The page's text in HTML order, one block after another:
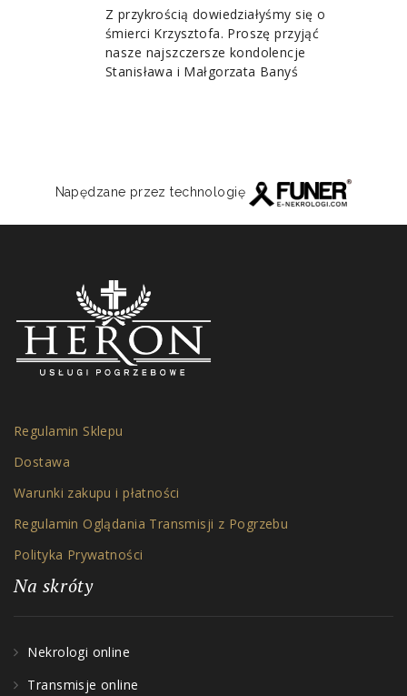
Z przykrością dowiedziałyśmy się o
śmierci Krzysztofa. Proszę przyjąć
nasze najszczersze kondolencje
Stanisława i Małgorzata Banyś
Napędzane przez technologię
Regulamin Sklepu
Dostawa
Warunki zakupu i płatności
Regulamin Oglądania Transmisji z Pogrzebu
Polityka Prywatności
Na skróty
Nekrologi online
Transmisje online